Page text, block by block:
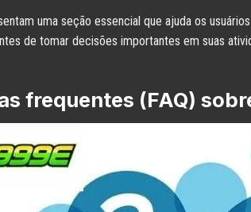
uma seção essencial que ajuda os
de tomar decisões importantes em suas
frequentes (FAQ)